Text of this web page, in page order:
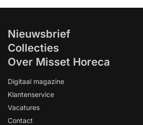
Nieuwsbrief
Collecties
Over Misset Horeca
Digitaal magazine
Klantenservice
Vacatures
Contact